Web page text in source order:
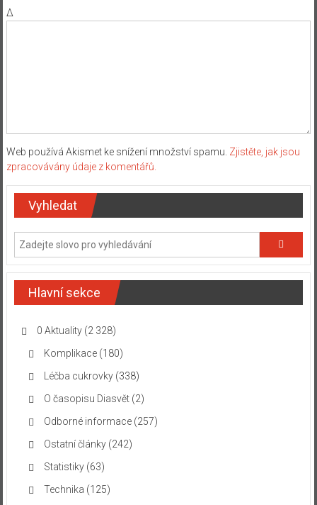
Δ
Web používá Akismet ke snížení množství spamu. Zjistěte, jak jsou
zpracovávány údaje z komentářů.
Vyhledat
Hlavní sekce
0 Aktuality(2 328)
Komplikace(180)
Léčba cukrovky(338)
O časopisu Diasvět(2)
Odborné informace(257)
Ostatní články(242)
Statistiky(63)
Technika (125)